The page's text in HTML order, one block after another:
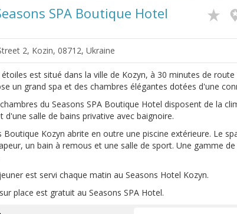
SPA Boutique Hotel
2, Kozin, 08712, Ukraine
est situé dans la ville de Kozyn, à 30 minutes de route
un grand spa et des chambres élégantes dotées d'une
du Seasons SPA Boutique Hotel disposent de la
d'une salle de bains privative avec baignoire.
Boutique Kozyn abrite en outre une piscine extérieure. Le
un bain à remous et une salle de sport. Une gamme
est servi chaque matin au Seasons Hotel Kozyn.
place est gratuit au Seasons SPA Hotel.